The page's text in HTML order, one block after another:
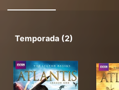
Temporada (2)